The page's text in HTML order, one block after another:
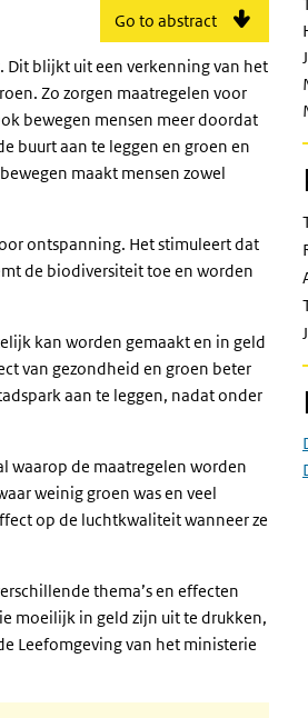
Go to abstract
Dit blijkt uit een verkenning van het
Zo zorgen maatregelen voor
bewegen mensen meer doordat
buurt aan te leggen en groen en
maakt mensen zowel
ontspanning. Het stimuleert dat
de biodiversiteit toe en worden
kan worden gemaakt en in geld
van gezondheid en groen beter
aan te leggen, nadat onder
waarop de maatregelen worden
weinig groen was en veel
op de luchtkwaliteit wanneer ze
thema’s en effecten
moeilijk in geld zijn uit te drukken,
Leefomgeving van het ministerie